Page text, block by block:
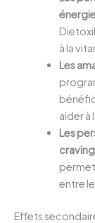
à la
Les
aider à
Les
entre
Effets